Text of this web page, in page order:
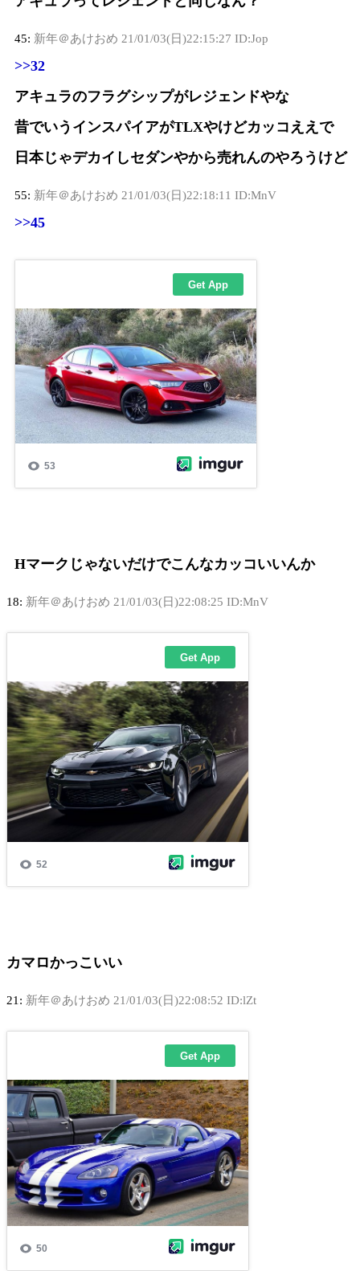
45: 新年＠あけおめ 21/01/03(日)22:15:27 ID:Jop
>>32
アキュラのフラグシップがレジェンドやな
昔でいうインスパイアがTLXやけどカッコええで
日本じゃデカイしセダンやから売れんのやろうけど
55: 新年＠あけおめ 21/01/03(日)22:18:11 ID:MnV
>>45
Hマークじゃないだけでこんなカッコいいんか
18: 新年＠あけおめ 21/01/03(日)22:08:25 ID:MnV
カマロかっこいい
21: 新年＠あけおめ 21/01/03(日)22:08:52 ID:lZt